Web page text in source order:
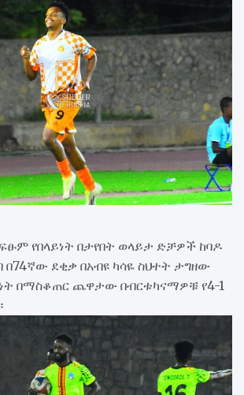
የበላይነት በታየበት ወላይታ ድቻዎች ከባዶ
በ74ኛው ደቂቃ በአብዩ ካሳዬ ስህተት ታግዘው
በማስቆጠር ጨዋታው በብርቱካናማዎቹ የ4-1